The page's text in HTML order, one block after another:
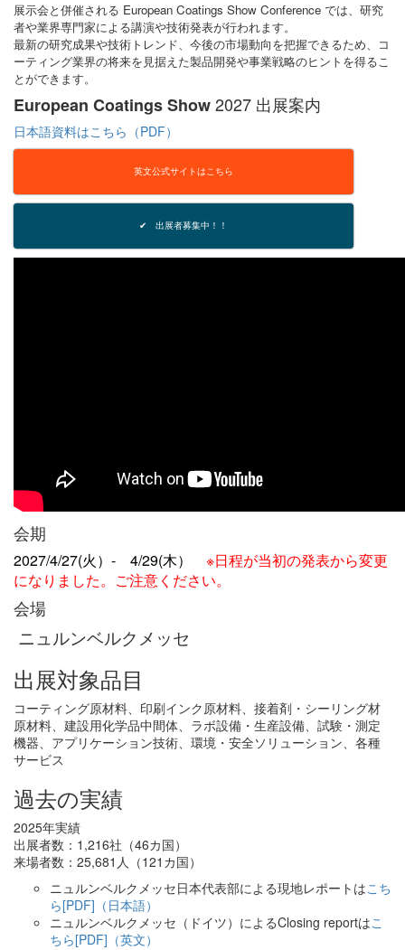
展示会と併催される European Coatings Show Conference では、研究
者や業界専門家による講演や技術発表が行われます。
最新の研究成果や技術トレンド、今後の市場動向を把握できるため、コ
ーティング業界の将来を見据えた製品開発や事業戦略のヒントを得るこ
とができます。
European Coatings Show2027 出展案内
日本語資料はこちら（PDF）
英文公式サイトはこちら
✔ 出展者募集中！！
会期
2027/4/27(火）- 4/29(木） ※日程が当初の発表から変更
になりました。ご注意ください。
会場
ニュルンベルクメッセ
出展対象品目
コーティング原材料、印刷インク原材料、接着剤・シーリング材
原材料、建設用化学品中間体、ラボ設備・生産設備、試験・測定
機器、アプリケーション技術、環境・安全ソリューション、各種
サービス
過去の実績
2025年実績
出展者数：1,216社（46カ国）
来場者数：25,681⼈（121カ国）
ニュルンベルクメッセ日本代表部による現地レポートはこち
ら[PDF]（日本語）
ニュルンベルクメッセ（ドイツ）によるClosing reportはこ
ちら[PDF]（英文）